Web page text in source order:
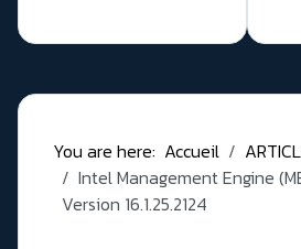
You are here: Accueil
Intel Management Engine
Version 16.1.25.2124